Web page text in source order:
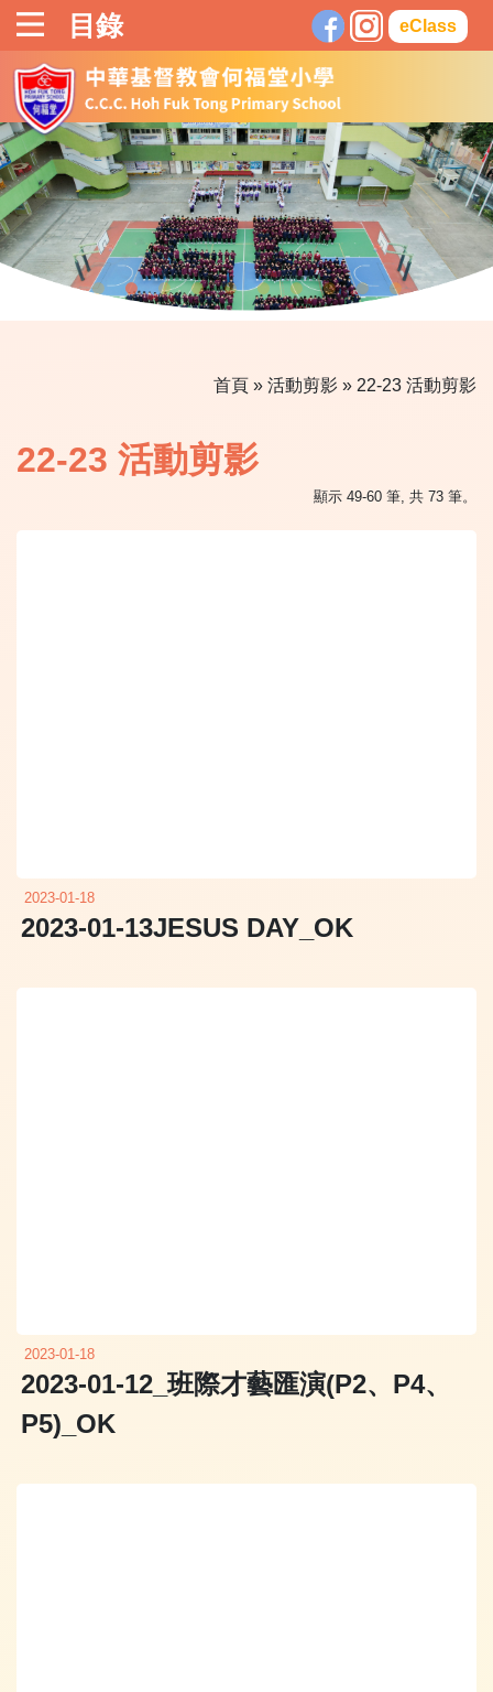
目錄 eClass
首頁 » 活動剪影 » 22-23 活動剪影
22-23 活動剪影
顯示 49-60 筆, 共 73 筆。
2023-01-18
2023-01-13JESUS DAY_OK
2023-01-18
2023-01-12_班際才藝匯演(P2、P4、
P5)_OK